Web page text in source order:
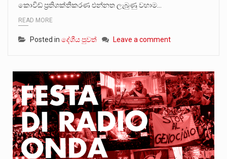
කොවිඩ් ප්‍රතිශක්තීකරණ එන්නත ලැබුණු වහාම…
READ MORE
Posted in දේශීය පුවත් Leave a comment